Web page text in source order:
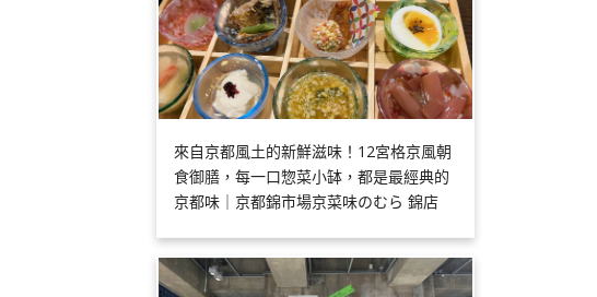
來自京都風土的新鮮滋味！12宮格京風朝
食御膳，每一口惣菜小缽，都是最經典的
京都味｜京都錦市場京菜味のむら 錦店